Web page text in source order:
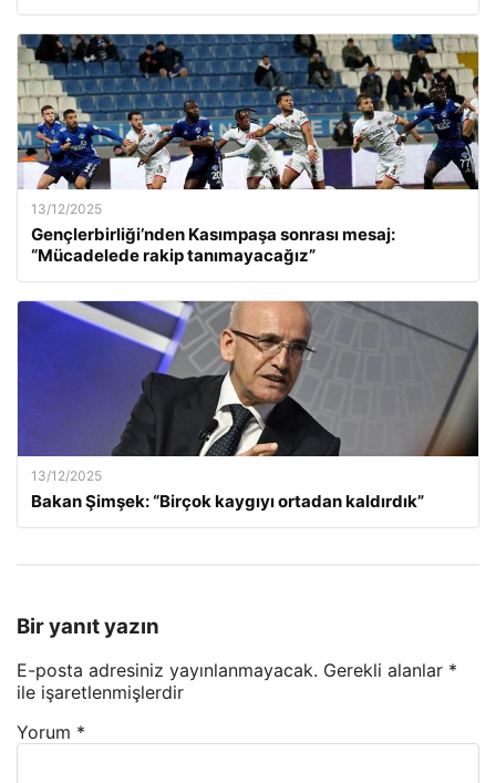
13/12/2025
Gençlerbirliği’nden Kasımpaşa sonrası mesaj:
“Mücadelede rakip tanımayacağız”
13/12/2025
Bakan Şimşek: “Birçok kaygıyı ortadan kaldırdık”
Bir yanıt yazın
E-posta adresiniz yayınlanmayacak. Gerekli alanlar *
ile işaretlenmişlerdir
Yorum *